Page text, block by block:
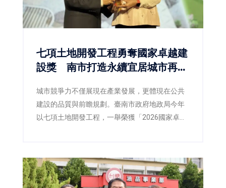
七項土地開發工程勇奪國家卓越建
設獎 南市打造永續宜居城市再獲
城市競爭力不僅展現在產業發展，更體現在公共
建設的品質與前瞻規劃。臺南市政府地政局今年
以七項土地開發工程，一舉榮獲「2026國家卓越
不僅展現臺南在土地開發、都市設計與工程品質
上的卓越成果，也反映市府持續推動宜居城市、
韌性城市與永續發展的具體成效。